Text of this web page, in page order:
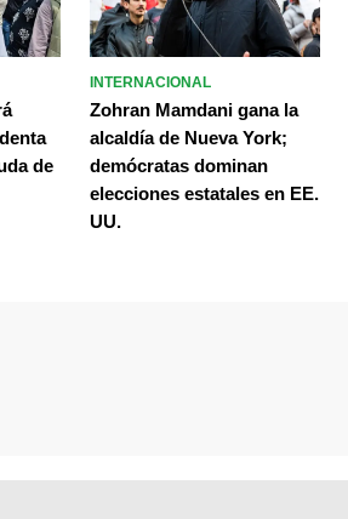
de
INTERNACIONAL
Zohran Mamdani gana la
alcaldía de Nueva York;
demócratas dominan
elecciones estatales en EE.
UU.